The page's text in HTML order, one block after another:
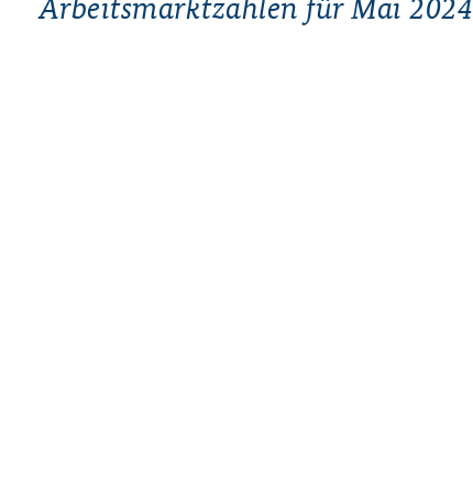
Arbeitsmarktzahlen für Mai 2024